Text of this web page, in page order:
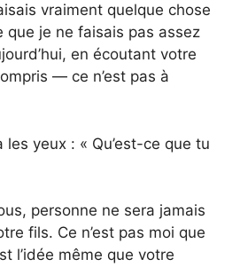
vraiment quelque chose
que je ne faisais pas assez
en écoutant votre
— ce n’est pas à
yeux : « Qu’est-ce que tu
personne ne sera jamais
fils. Ce n’est pas moi que
l’idée même que votre